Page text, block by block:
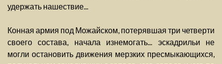
удержать нашествие...
Конная армия под Можайском, потерявшая три четверти
своего состава, начала изнемогать... эскадрильи не
могли остановить движения мерзких пресмыкающихся,